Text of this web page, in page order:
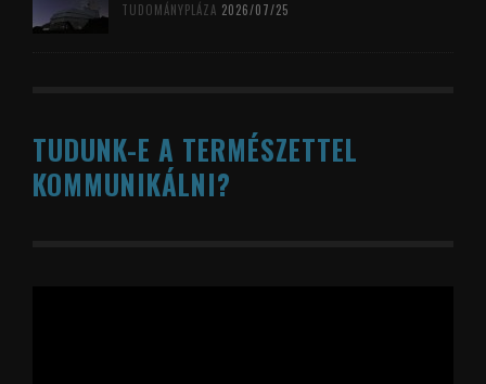
TUDOMÁNYPLÁZA 2026/07/25
TUDUNK-E A TERMÉSZETTEL
KOMMUNIKÁLNI?